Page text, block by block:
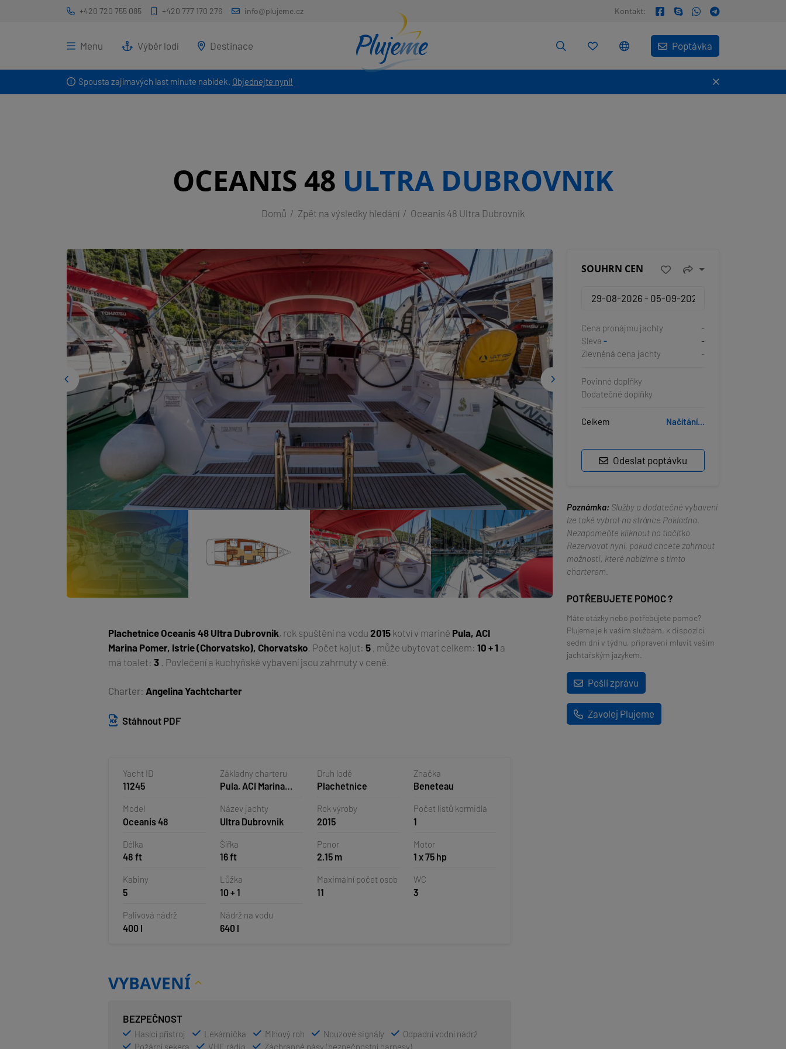
Spousta zajímavých last minute nabídek. Objednejte nyní!
+420 720 755 085 +420 777 170 276 info@plujeme.cz Kontakt:
Menu Výběr lodí Destinace Poptávka
OCEANIS 48 ULTRA DUBROVNIK
Domů Zpět na výsledky hledání Oceanis 48 Ultra Dubrovnik
PlachetniceOceanis 48 Ultra Dubrovnik, rok spuštění na vodu2015 kotví v marině Pula, ACI
Marina Pomer, Istrie (Chorvatsko), Chorvatsko . Počet kajut:5 , může ubytovat celkem:10 + 1 a
má toalet:3 . Povlečení a kuchyňské vybavení jsou zahrnuty v ceně.
Charter: Angelina Yachtcharter
Stáhnout PDF
Yacht ID
11245
Základny charteru
Pula, ACI Marina
Druh lodě
Plachetnice
Značka
Beneteau
Model
Oceanis 48
Název jachty
Ultra Dubrovnik
Rok výroby
2015
Počet listů kormidla
1
Délka
48 ft
Šířka
16 ft
Ponor
2.15 m
Motor
1 x 75 hp
Kabiny
5
Lůžka
10 + 1
Maximální počet osob
11
WC
3
Palivová nádrž
400 l
Nádrž na vodu
640 l
VYBAVENÍ
BEZPEČNOST
Hasící přístroj Lékárnička Mlhový roh Nouzové signály
Odpadní vodní nádrž
Požární sekera
VHF rádio
Záchranné pásy (bezpečnostní harnesy)
SOUHRN CEN
Cena pronájmu jachty
-
Sleva -
-
Zlevněná cena jachty
-
Povinné doplňky
Dodatečné doplňky
Celkem Načítání...
Odeslat poptávku
Poznámka: Služby a dodatečné vybavení
lze také vybrat na stránce Pokladna.
Nezapomeňte kliknout na tlačítko
Rezervovat nyní, pokud chcete zahrnout
možnosti, které nabízíme s tímto
charterem.
POTŘEBUJETE POMOC ?
Máte otázky nebo potřebujete pomoc?
Plujeme je k vašim službám, k dispozici
sedm dní v týdnu, připraveni mluvit vaším
jachtařským jazykem.
Pošli zprávu
Zavolej Plujeme